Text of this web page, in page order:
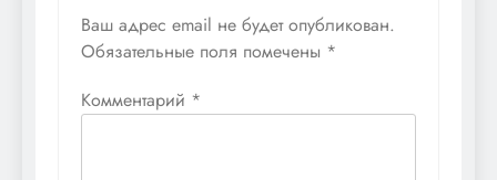
Ваш адрес email не будет опубликован.
Обязательные поля помечены *
Комментарий *